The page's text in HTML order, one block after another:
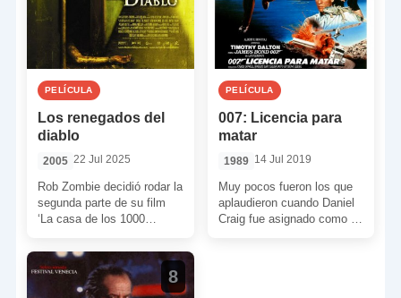
PELÍCULA
Los renegados del
diablo
2005 22 Jul 2025
Rob Zombie decidió rodar la
segunda parte de su film
‘La casa de los 1000
secuela se […]
PELÍCULA
007: Licencia para
matar
1989 14 Jul 2019
Muy pocos fueron los que
aplaudieron cuando Daniel
Craig fue asignado como el
8